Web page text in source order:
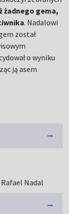
żadnego gema,
. Nadalowi
został
o wyniku
ją asem
Nadal